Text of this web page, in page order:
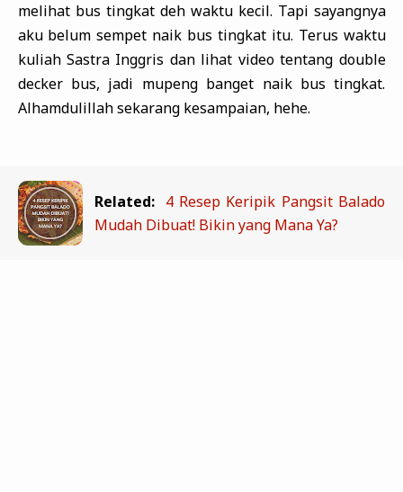
melihat bus tingkat deh waktu kecil. Tapi sayangnya
aku belum sempet naik bus tingkat itu. Terus waktu
kuliah Sastra Inggris dan lihat video tentang double
decker bus, jadi mupeng banget naik bus tingkat.
Alhamdulillah sekarang kesampaian, hehe.
Related: 4 Resep Keripik Pangsit Balado
Mudah Dibuat! Bikin yang Mana Ya?